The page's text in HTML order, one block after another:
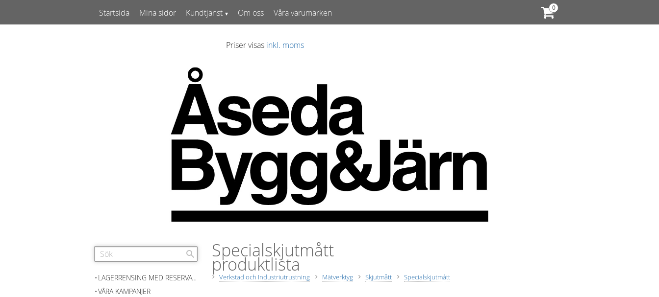
Priser visas inkl. moms
Startsida Mina sidor Kundtjänst Om oss Våra varumärken
Specialskjutmått
produktlista
Verkstad och Industriutrustning Mätverktyg Skjutmått Specialskjutmått
LAGERRENSING MED RESERVATION FÖR SLUTFÖRSÄLJNING
VÅRA KAMPANJER